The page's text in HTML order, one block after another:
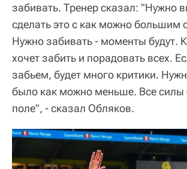
забивать. Тренер сказал: "Нужно
сделать это с как можно большим
Нужно забивать - моменты будут.
хочет забить и порадовать всех.
забьем, будет много критики.
было как можно меньше. Все силы
поле", - сказал Обляков.